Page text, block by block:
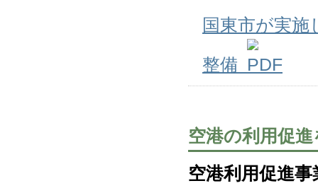
国東市が実
整備
空港の利用促
空港利用促進事